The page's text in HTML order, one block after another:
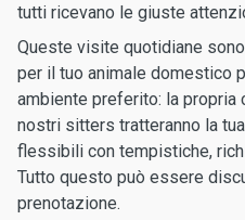
tutti ricevano le giuste
Queste visite quotidiane
per il tuo animale domestico
ambiente preferito: la propria
nostri sitters tratteranno la
flessibili con tempistiche,
Tutto questo può essere
prenotazione.